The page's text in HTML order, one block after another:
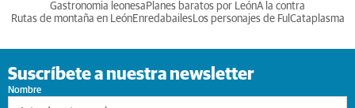
Gastronomia leonesa Planes baratos por LeónA la contra
Rutas de montaña en LeónEnredabailesLos personajes de Ful Cataplasma
Suscríbete a nuestra newsletter
Nombre